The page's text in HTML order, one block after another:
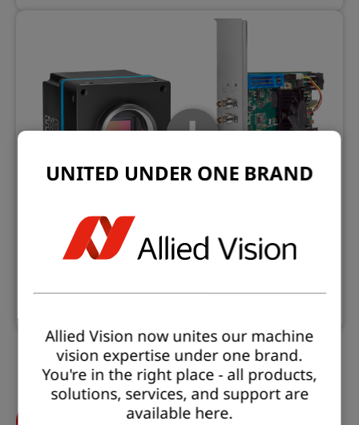
Pacchetti & Kit
Scopri il nostro nuovo
UNITED UNDER ONE BRAND
Allied Vision now unites our machine
vision expertise under one brand.
You're in the right place - all products,
solutions, services, and support are
available here.